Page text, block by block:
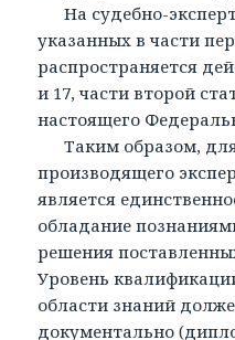
На судебно-
указанных в части
распространяется
и 17, части второй
настоящего
Таким образом, для
производящего
является
обладание
решения
Уровень
области знаний
документально